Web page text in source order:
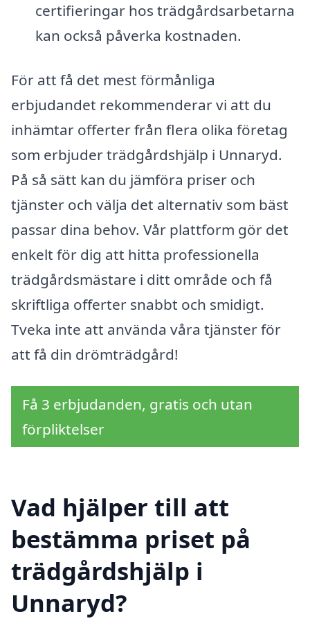
certifieringar hos trädgårdsarbetarna
kan också påverka kostnaden.
För att få det mest förmånliga
erbjudandet rekommenderar vi att du
inhämtar offerter från flera olika företag
som erbjuder trädgårdshjälp i Unnaryd.
På så sätt kan du jämföra priser och
tjänster och välja det alternativ som bäst
passar dina behov. Vår plattform gör det
enkelt för dig att hitta professionella
trädgårdsmästare i ditt område och få
skriftliga offerter snabbt och smidigt.
Tveka inte att använda våra tjänster för
att få din drömträdgård!
Få 3 erbjudanden, gratis och utan
förpliktelser
Vad hjälper till att
bestämma priset på
trädgårdshjälp i
Unnaryd?